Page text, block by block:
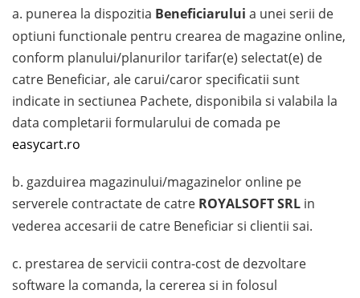
a. punerea la dispozitia Beneficiarului a unei serii de
optiuni functionale pentru crearea de magazine online,
conform planului/planurilor tarifar(e) selectat(e) de
catre Beneficiar, ale carui/caror specificatii sunt
indicate in sectiunea Pachete, disponibila si valabila la
data completarii formularului de comada pe
easycart.ro
b. gazduirea magazinului/magazinelor online pe
serverele contractate de catre ROYALSOFT SRL in
vederea accesarii de catre Beneficiar si clientii sai.
c. prestarea de servicii contra-cost de dezvoltare
software la comanda, la cererea si in folosul